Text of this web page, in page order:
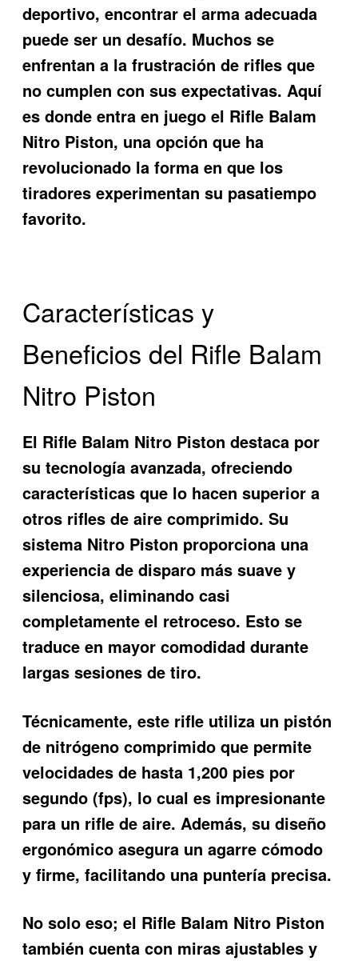
deportivo, encontrar el arma adecuada
puede ser un desafío. Muchos se
enfrentan a la frustración de rifles que
no cumplen con sus expectativas. Aquí
es donde entra en juego el Rifle Balam
Nitro Piston, una opción que ha
revolucionado la forma en que los
tiradores experimentan su pasatiempo
favorito.
Características y
Beneficios del Rifle Balam
Nitro Piston
El Rifle Balam Nitro Piston destaca por
su tecnología avanzada, ofreciendo
características que lo hacen superior a
otros rifles de aire comprimido. Su
sistema Nitro Piston proporciona una
experiencia de disparo más suave y
silenciosa, eliminando casi
completamente el retroceso. Esto se
traduce en mayor comodidad durante
largas sesiones de tiro.
Técnicamente, este rifle utiliza un pistón
de nitrógeno comprimido que permite
velocidades de hasta 1,200 pies por
segundo (fps), lo cual es impresionante
para un rifle de aire. Además, su diseño
ergonómico asegura un agarre cómodo
y firme, facilitando una puntería precisa.
No solo eso; el Rifle Balam Nitro Piston
también cuenta con miras ajustables y